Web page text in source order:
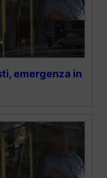
emergenza in